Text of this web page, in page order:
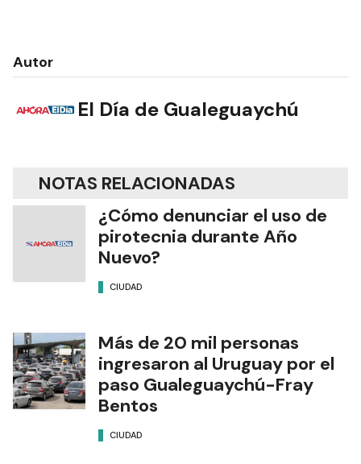
Autor
El Día de Gualeguaychú
NOTAS RELACIONADAS
¿Cómo denunciar el uso de
pirotecnia durante Año
Nuevo?
CIUDAD
Más de 20 mil personas
ingresaron al Uruguay por el
paso Gualeguaychú-Fray
Bentos
CIUDAD